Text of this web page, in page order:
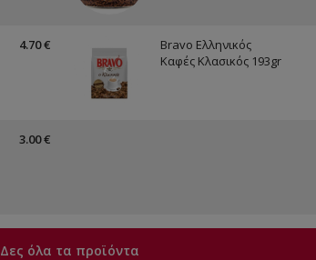
4.70 €
Bravo Ελληνικός
Καφές Κλασικός 193gr
3.00 €
Δες όλα τα προϊόντα